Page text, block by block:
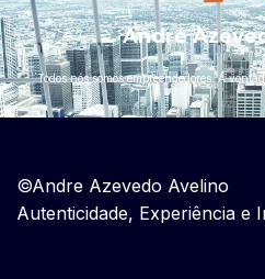
André
``Todos nós somos empreendedores. A
©Andre Azevedo Avelino
Autenticidade, Experiência e